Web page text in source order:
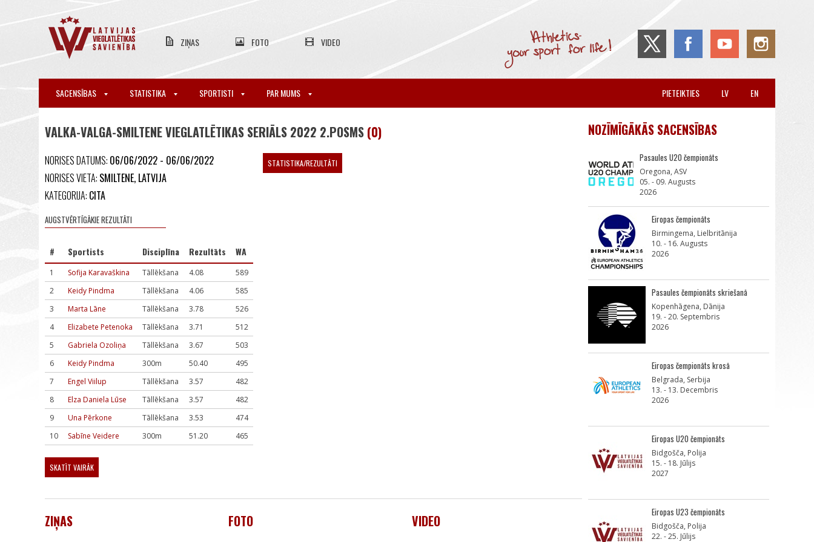
ZIŅAS FOTO VIDEO
SACENSĪBAS STATISTIKA SPORTISTI PAR MUMS EN
LV
PIETEIKTIES
VALKA-VALGA-SMILTENE VIEGLATLĒTIKAS SERIĀLS 2022 2.POSMS (0)
NORISES DATUMS: 06/06/2022 - 06/06/2022
NORISES VIETA: SMILTENE, LATVIJA
KATEGORIJA: CITA
AUGSTVĒRTĪGĀKIE REZULTĀTI
# Sportists Disciplīna Rezultāts WA
1 Sofija Karavaškina Tāllēkšana 4.08
589
2
Keidy Pindma Tāllēkšana 4.06
585
3
Marta Lāne Tāllēkšana 3.78
526
4
Elizabete Petenoka Tāllēkšana 3.71
512
5
Gabriela Ozoliņa Tāllēkšana 3.67
503
6
Keidy Pindma 300m 50.40
495
7
Engel Viilup Tāllēkšana 3.57
482
8
Elza Daniela Lūse Tāllēkšana 3.57
482
9
Una Pērkone Tāllēkšana 3.53
474
10
Sabīne Veidere 300m 51.20 465
SKATĪT VAIRĀK
STATISTIKA/REZULTĀTI
ZIŅAS FOTO VIDEO
NOZĪMĪGĀKĀS SACENSĪBAS
Pasaules U20 čempionāts
Oregona, ASV
05. - 09. Augusts
2026
Eiropas čempionāts
Birmingema, Lielbritānija
10. - 16. Augusts
2026
Pasaules čempionāts skriešanā
Kopenhāgena, Dānija
19. - 20. Septembris
2026
Eiropas čempionāts krosā
Belgrada, Serbija
13. - 13. Decembris
2026
Eiropas U20 čempionāts
Bidgošča, Polija
15. - 18. Jūlijs
2027
Eiropas U23 čempionāts
Bidgošča, Polija
22. - 25. Jūlijs